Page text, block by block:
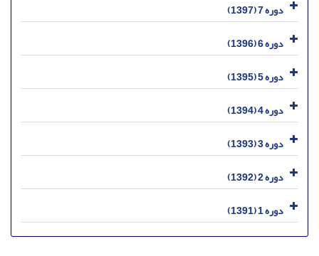
دوره 7 (1397)
دوره 6 (1396)
دوره 5 (1395)
دوره 4 (1394)
دوره 3 (1393)
دوره 2 (1392)
دوره 1 (1391)